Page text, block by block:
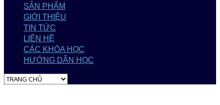
SẢN PHẨM
GIỚI THIỆU
TIN TỨC
LIÊN HỆ
CÁC KHÓA HỌC
HƯỚNG DẪN HỌC